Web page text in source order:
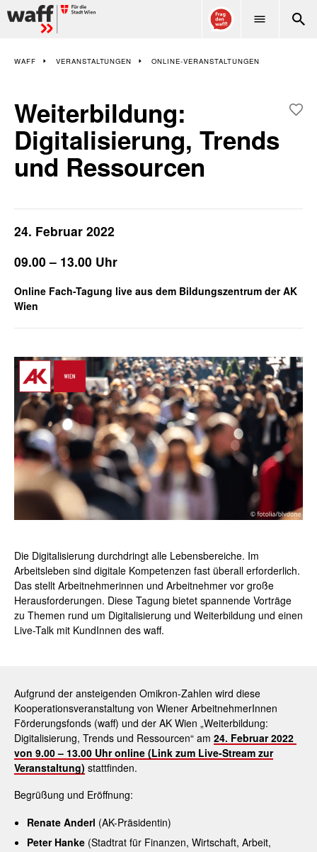
WAFF VERANSTALTUNGEN ONLINE-VERANSTALTUNGEN
Weiterbildung:
Digitalisierung, Trends
und Ressourcen
24. Februar 2022
09.00 – 13.00 Uhr
Online Fach-Tagung live aus dem Bildungszentrum der AK
Wien
Die Digitalisierung durchdringt alle Lebensbereiche. Im
Arbeitsleben sind digitale Kompetenzen fast überall erforderlich.
Das stellt Arbeitnehmerinnen und Arbeitnehmer vor große
Herausforderungen. Diese Tagung bietet spannende Vorträge
zu Themen rund um Digitalisierung und Weiterbildung und einen
Live-Talk mit KundInnen des waff.
Aufgrund der ansteigenden Omikron-Zahlen wird diese
Kooperationsveranstaltung von Wiener ArbeitnehmerInnen
Förderungsfonds (waff) und der AK Wien „Weiterbildung:
Digitalisierung, Trends und Ressourcen“ am 24. Februar 2022
von 9.00 – 13.00 Uhronline (Link zum Live-Stream zur
Veranstaltung) stattfinden.
Begrüßung und Eröffnung:
Renate Anderl (AK-Präsidentin)
Peter Hanke(Stadtrat für Finanzen, Wirtschaft, Arbeit,